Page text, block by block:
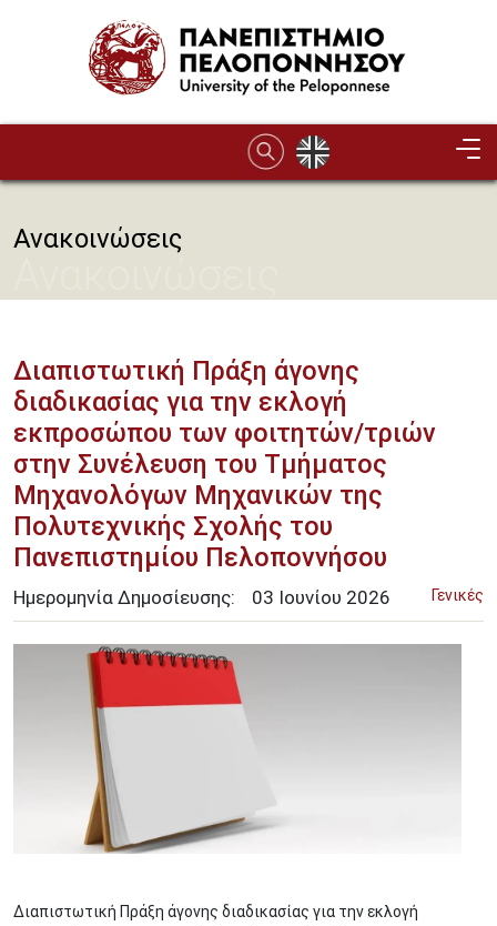
Ανακοινώσεις
Διαπιστωτική Πράξη άγονης
διαδικασίας για την εκλογή
εκπροσώπου των φοιτητών/τριών
στην Συνέλευση του Τμήματος
Μηχανολόγων Μηχανικών της
Πολυτεχνικής Σχολής του
Πανεπιστημίου Πελοποννήσου
Γενικές
Ημερομηνία Δημοσίευσης: 03 Ιουνίου 2026
Διαπιστωτική Πράξη άγονης διαδικασίας για την εκλογή